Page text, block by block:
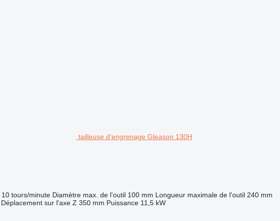
tailleuse d'engrenage Gleason 130H
10 tours/minute Diamètre max. de l'outil 100 mm Longueur maximale de l'outil 240 mm
Déplacement sur l'axe Z 350 mm Puissance 11,5 kW